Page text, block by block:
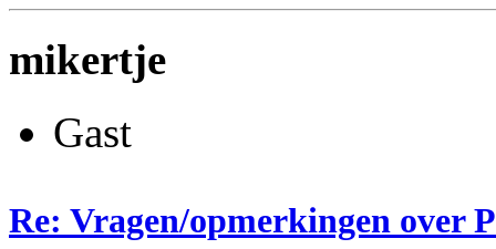
mikertje
Gast
Re: Vragen/opmerkingen over